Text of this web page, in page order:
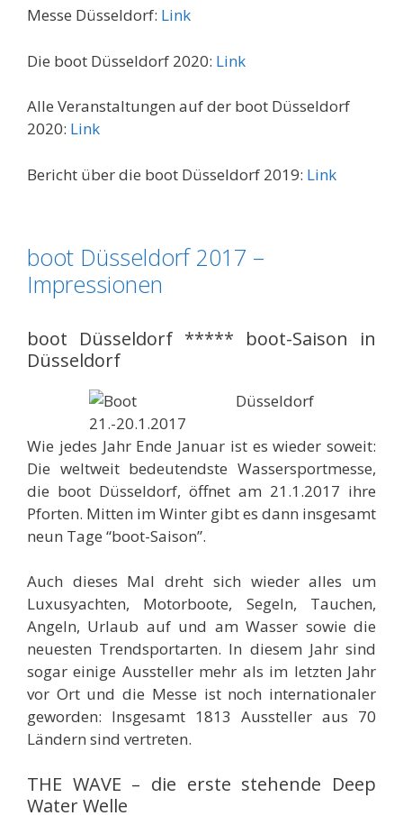
Messe Düsseldorf: Link
Die boot Düsseldorf 2020: Link
Alle Veranstaltungen auf der boot Düsseldorf
2020: Link
Bericht über die boot Düsseldorf 2019: Link
boot Düsseldorf 2017 –
Impressionen
boot Düsseldorf ***** boot-Saison in
Düsseldorf
Wie jedes Jahr Ende Januar ist es wieder soweit:
Die weltweit bedeutendste Wassersportmesse,
die boot Düsseldorf, öffnet am 21.1.2017 ihre
Pforten. Mitten im Winter gibt es dann insgesamt
neun Tage “boot-Saison”.
Auch dieses Mal dreht sich wieder alles um
Luxusyachten, Motorboote, Segeln, Tauchen,
Angeln, Urlaub auf und am Wasser sowie die
neuesten Trendsportarten. In diesem Jahr sind
sogar einige Aussteller mehr als im letzten Jahr
vor Ort und die Messe ist noch internationaler
geworden: Insgesamt 1813 Aussteller aus 70
Ländern sind vertreten.
THE WAVE – die erste stehende Deep
Water Welle